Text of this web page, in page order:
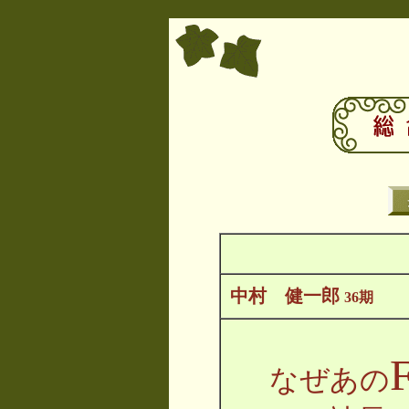
中村 健一郎 36期
なぜあの